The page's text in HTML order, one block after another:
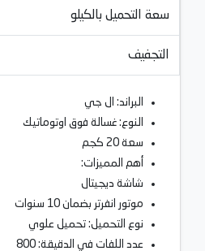
سعة التحميل بالكيلو
التجفيف
البراند: ال جي
النوع: غسالة فوق اوتوماتيك
سعة 20 كجم
أهم المميزات:
شاشة ديجيتال
موتور انفرتر بضمان 10 سنوات
نوع التحميل: تحميل علوي
عدد اللفات في الدقيقة: 800